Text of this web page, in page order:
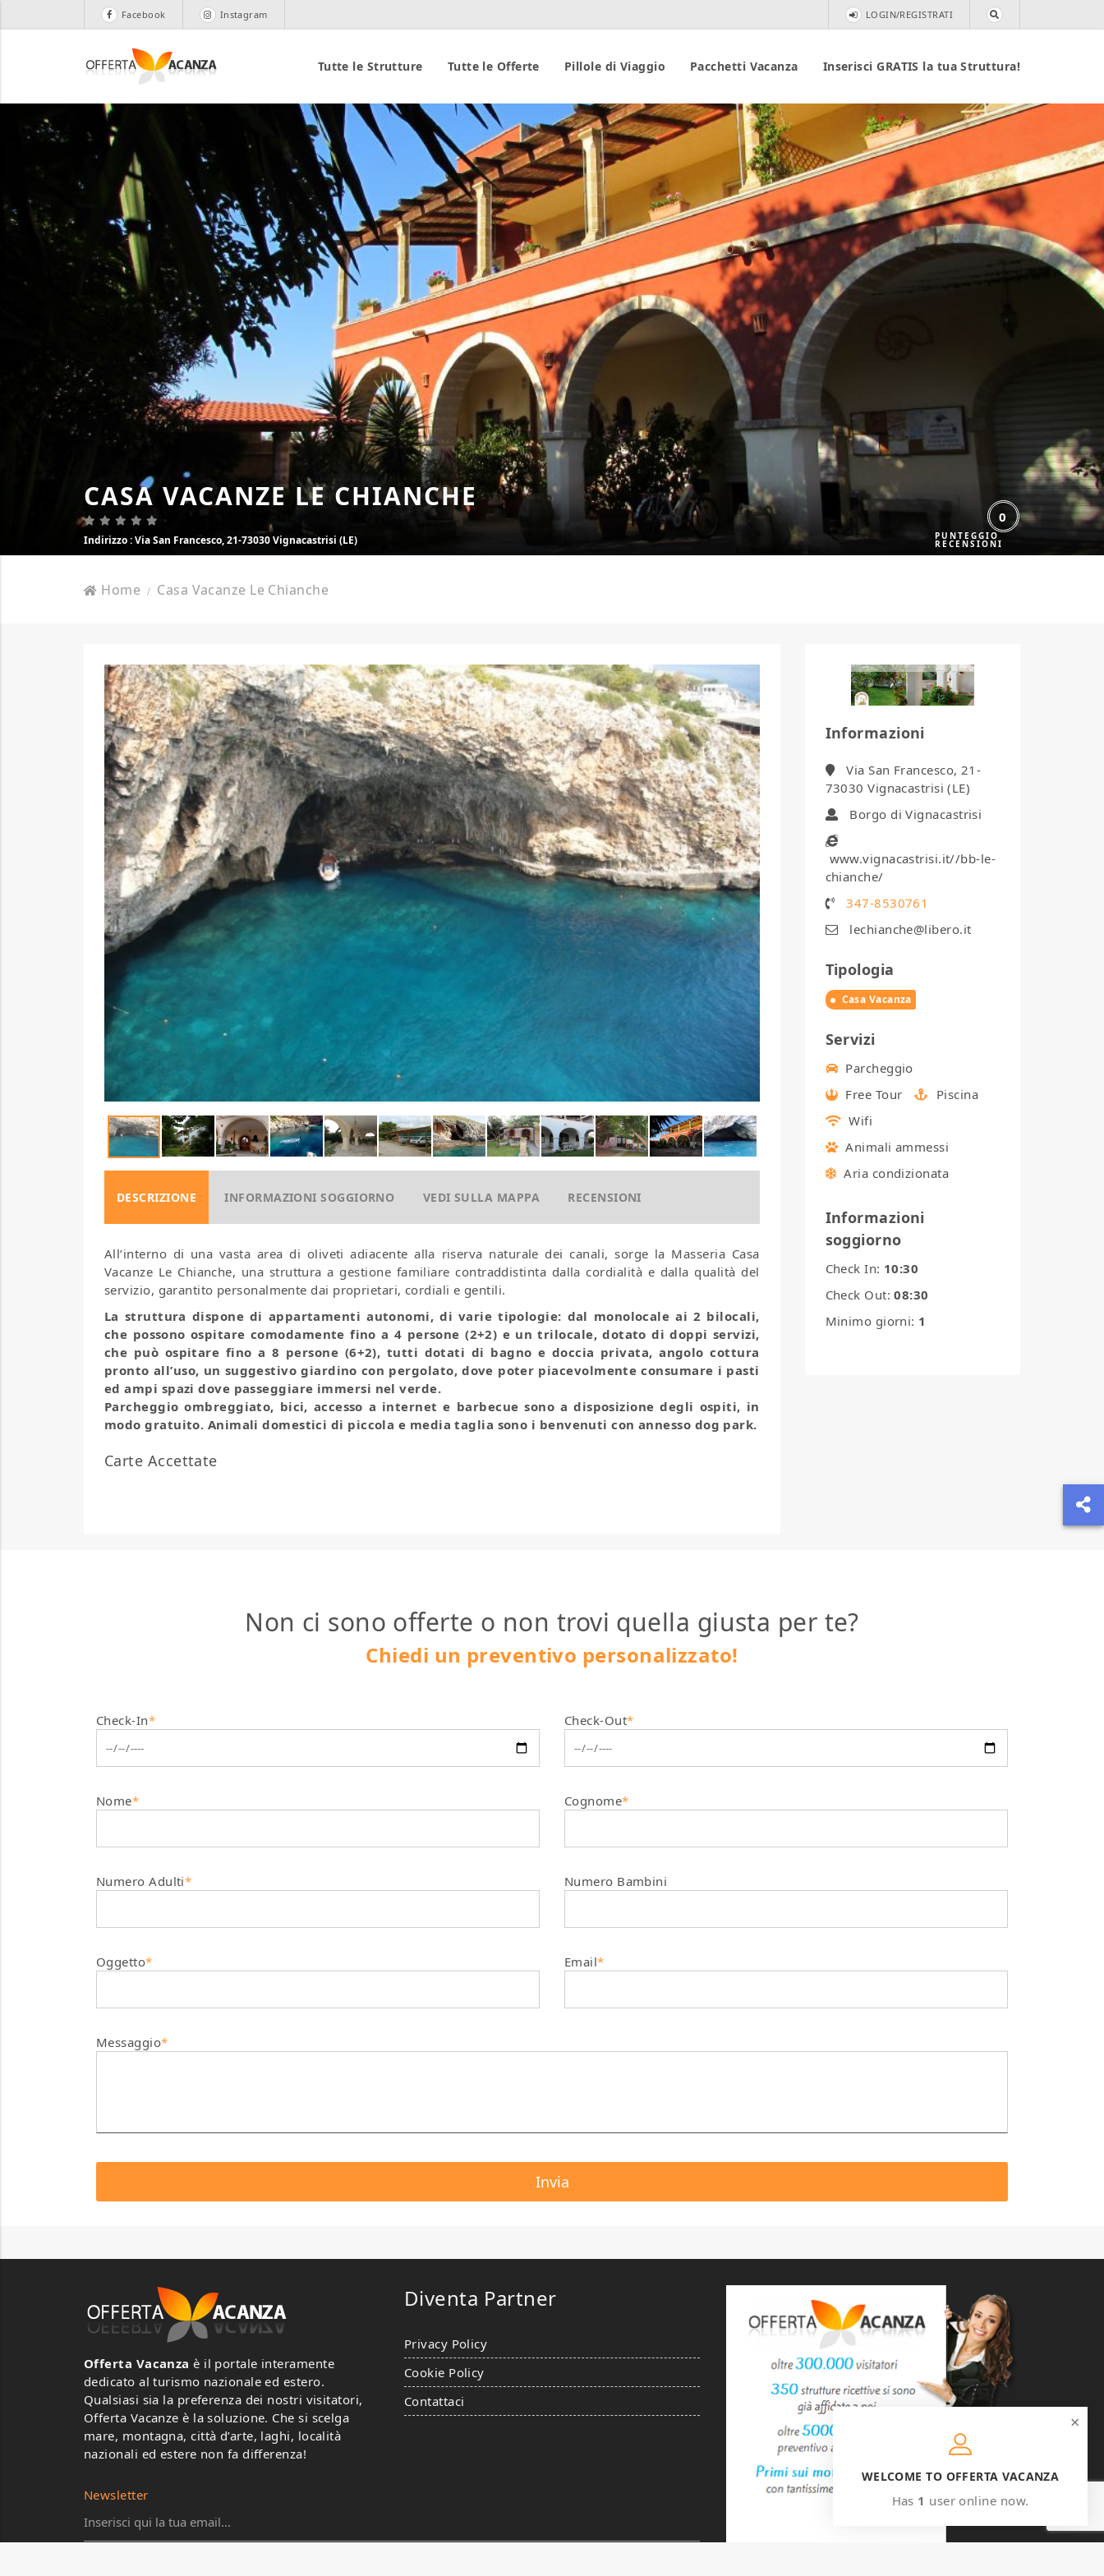
Facebook Instagram LOGIN/REGISTRATI
Tutte le Strutture Tutte le Offerte Pillole di Viaggio Pacchetti Vacanza Inserisci GRATIS la tua Struttura!
CASA VACANZE LE CHIANCHE
0
Indirizzo: Via San Francesco, 21-73030 Vignacastrisi (LE)
Home Casa Vacanze Le Chianche
Informazioni
Via San Francesco, 21-
73030 Vignacastrisi (LE)
Borgo di Vignacastrisi
www.vignacastrisi.it//bb-le-
chianche/
347-8530761
lechianche@libero.it
Tipologia
Casa Vacanza
Servizi
Parcheggio
Free Tour
Piscina
Wifi
Animali ammessi
Aria condizionata
Informazioni
soggiorno
Check In: 10:30
Check Out:08:30
Minimo giorni: 1
DESCRIZIONE INFORMAZIONI SOGGIORNO VEDI SULLA MAPPA RECENSIONI
All’interno di una vasta area di oliveti adiacente alla riserva naturale dei canali, sorge la Masseria Casa
Vacanze Le Chianche, una struttura a gestione familiare contraddistinta dalla cordialità e dalla qualità del
servizio, garantito personalmente dai proprietari, cordiali e gentili.
La struttura dispone di appartamenti autonomi, di varie tipologie: dal monolocale ai 2 bilocali,
che possono ospitare comodamente fino a 4 persone (2+2) e un trilocale, dotato di doppi servizi,
che può ospitare fino a 8 persone (6+2), tutti dotati di bagno e doccia privata, angolo cottura
pronto all’uso, un suggestivo giardino con pergolato, dove poter piacevolmente consumare i pasti
ed ampi spazi dove passeggiare immersi nel verde.
Parcheggio ombreggiato, bici, accesso a internet e barbecue sono a disposizione degli ospiti, in
modo gratuito. Animali domestici di piccola e media taglia sono i benvenuti con annesso dog park.
Carte Accettate
Non ci sono offerte o non trovi quella giusta per te?
Chiedi un preventivo personalizzato!
Check-In* Check-Out*
Nome* Cognome*
Numero Adulti* Numero Bambini
Oggetto* Email*
Messaggio*
Offerta Vacanza è il portale interamente
dedicato al turismo nazionale ed estero.
Qualsiasi sia la preferenza dei nostri visitatori,
Offerta Vacanze è la soluzione. Che si scelga
mare, montagna, città d’arte, laghi, località
nazionali ed estere non fa differenza!
Diventa Partner
Privacy Policy
Cookie Policy
Contattaci
Newsletter
×
WELCOME TO OFFERTA VACANZA
Has 1 user online now.